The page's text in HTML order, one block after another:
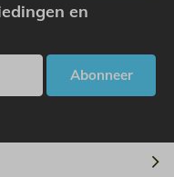
en
Abonneer